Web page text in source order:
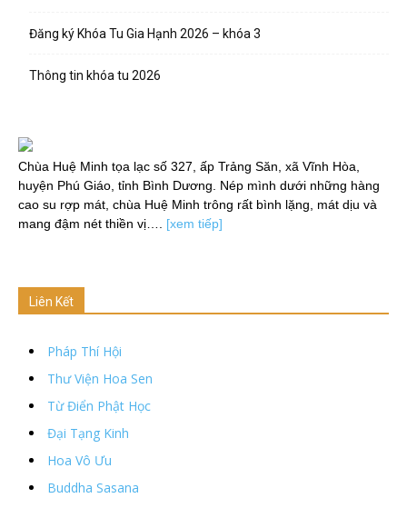
Đăng ký Khóa Tu Gia Hạnh 2026 – khóa 3
Thông tin khóa tu 2026
Chùa Huệ Minh tọa lạc số 327, ấp Trảng Săn, xã Vĩnh Hòa,
huyện Phú Giáo, tỉnh Bình Dương. Nép mình dưới những hàng
cao su rợp mát, chùa Huệ Minh trông rất bình lặng, mát dịu và
mang đậm nét thiền vị…. [xem tiếp]
Liên Kết
Pháp Thí Hội
Thư Viện Hoa Sen
Từ Điển Phật Học
Đại Tạng Kinh
Hoa Vô Ưu
Buddha Sasana